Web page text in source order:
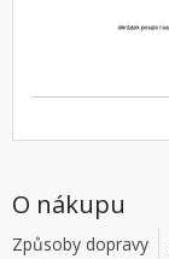
O nákupu
Způsoby dopravy